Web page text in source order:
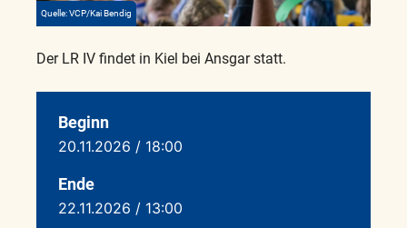
Quelle: VCP/Kai Bendig
Der LR IV findet in Kiel bei Ansgar statt.
Beginn
20.11.2026 / 18:00
Ende
22.11.2026 / 13:00